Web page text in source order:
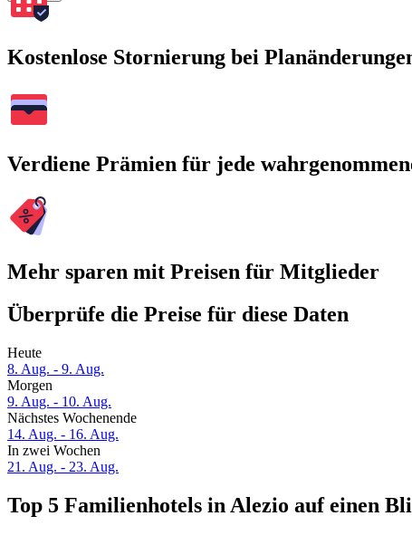
Kostenlose Stornierung bei
Verdiene Prämien für jede
Mehr sparen mit Preisen für Mitglieder
Überprüfe die Preise für diese Daten
Heute
8. Aug. - 9. Aug.
Morgen
9. Aug. - 10. Aug.
Nächstes Wochenende
14. Aug. - 16. Aug.
In zwei Wochen
21. Aug. - 23. Aug.
Top 5 Familienhotels in Alezio auf einen